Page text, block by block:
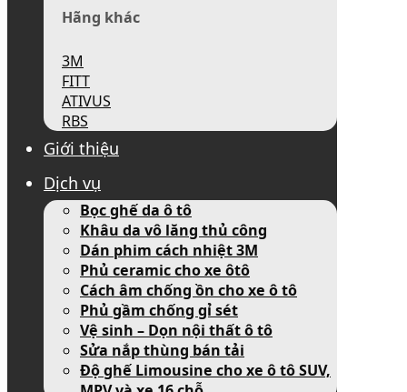
Hãng khác
3M
FITT
ATIVUS
RBS
Giới thiệu
Dịch vụ
Bọc ghế da ô tô
Khâu da vô lăng thủ công
Dán phim cách nhiệt 3M
Phủ ceramic cho xe ôtô
Cách âm chống ồn cho xe ô tô
Phủ gầm chống gỉ sét
Vệ sinh – Dọn nội thất ô tô
Sửa nắp thùng bán tải
Độ ghế Limousine cho xe ô tô SUV,